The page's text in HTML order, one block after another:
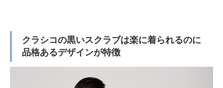
クラシコの黒いスクラブは楽に着られるのに
品格あるデザインが特徴